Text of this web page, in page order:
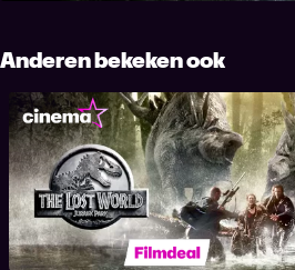
Anderen bekeken ook
The Lost World: Jurassic Park